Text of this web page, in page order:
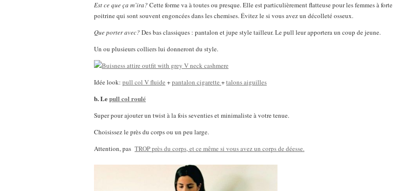
Est ce que ça m’ira? Cette forme va à toutes ou presque. Elle est particulièrement flatteuse pour les femmes à forte
poitrine qui sont souvent engoncées dans les chemises. Évitez le si vous avez un décolleté osseux.
Que porter avec? Des bas classiques : pantalon et jupe style tailleur. Le pull leur apportera un coup de jeune.
Un ou plusieurs colliers lui donneront du style.
Idée look: pull col V fluide +pantalon cigarette +talons aiguilles
b. Lepull col roulé
Super pour ajouter un twist à la fois seventies et minimaliste à votre tenue.
Choisissez le près du corps ou un peu large.
Attention, pas TROP près du corps, et ce même si vous avez un corps de déesse.